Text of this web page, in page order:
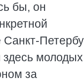
бы, он
здесь молодых
за